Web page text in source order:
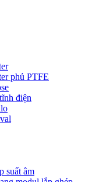
phủ PTFE
điện
suất âm